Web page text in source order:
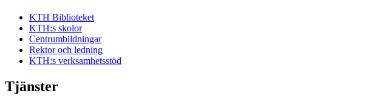
KTH Biblioteket
KTH:s skolor
Centrumbildningar
Rektor och ledning
KTH:s verksamhetsstöd
Tjänster